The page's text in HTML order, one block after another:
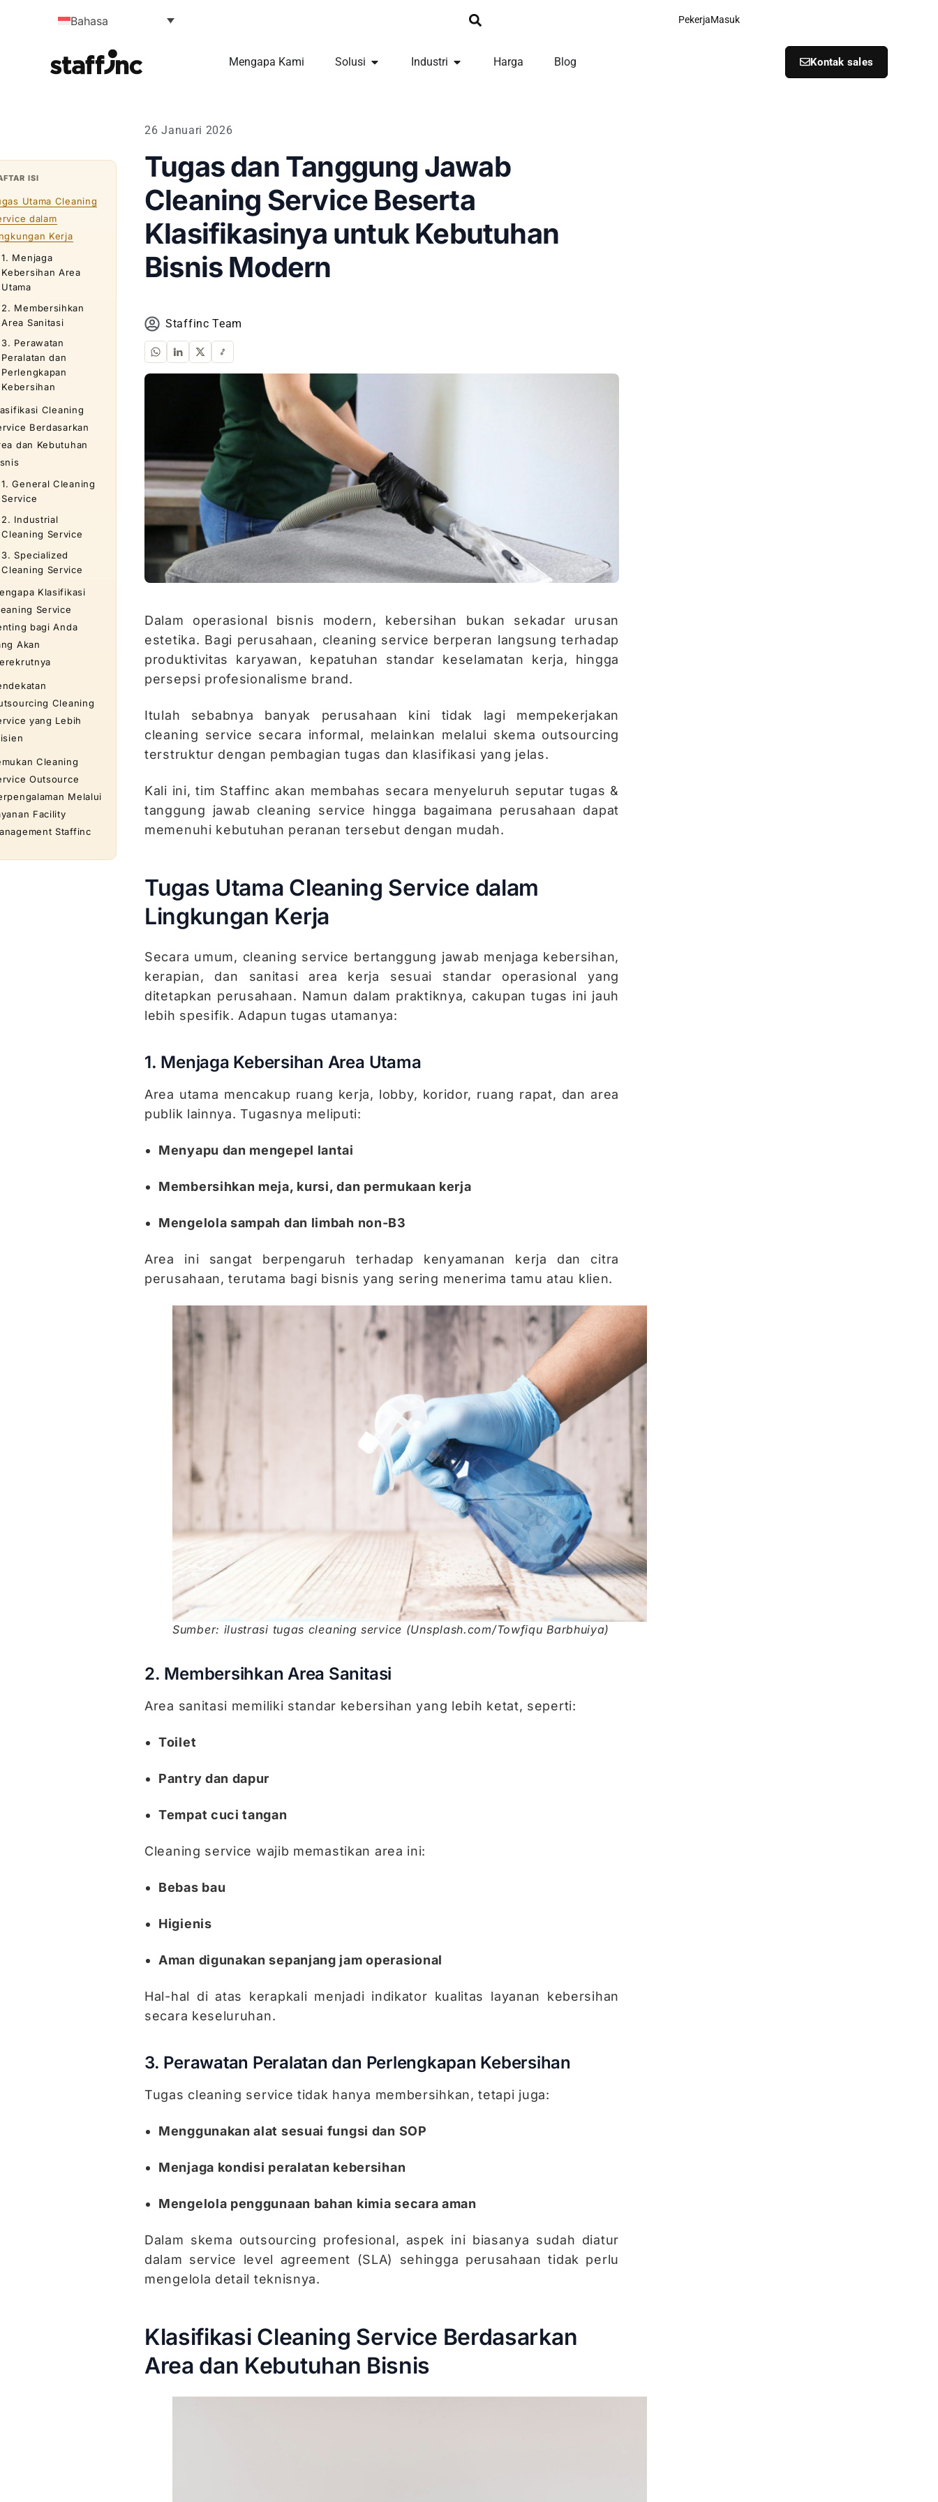
Bahasa PekerjaMasuk
Mengapa Kami Solusi Industri Harga Blog Kontak sales
26 Januari 2026
Tugas dan Tanggung Jawab
Cleaning Service Beserta
Klasifikasinya untuk Kebutuhan
Bisnis Modern
Staffinc Team
ISI
Utama Cleaning
dalam
Kerja
1. Menjaga
Kebersihan Area
Utama
2. Membersihkan
Area Sanitasi
3. Perawatan
Peralatan dan
Perlengkapan
Kebersihan
Cleaning
Berdasarkan
dan Kebutuhan
1. General Cleaning
Service
2. Industrial
Cleaning Service
3. Specialized
Cleaning Service
Klasifikasi
Service
bagi Anda
Akan
Cleaning
yang Lebih
Cleaning
Outsource
Melalui
Facility
Staffinc
Dalam operasional bisnis modern, kebersihan bukan sekadar urusan
estetika. Bagi perusahaan, cleaning service berperan langsung terhadap
produktivitas karyawan, kepatuhan standar keselamatan kerja, hingga
persepsi profesionalisme brand.
Itulah sebabnya banyak perusahaan kini tidak lagi mempekerjakan
cleaning service secara informal, melainkan melalui skema outsourcing
terstruktur dengan pembagian tugas dan klasifikasi yang jelas.
Kali ini, tim Staffinc akan membahas secara menyeluruh seputar tugas &
tanggung jawab cleaning service hingga bagaimana perusahaan dapat
memenuhi kebutuhan peranan tersebut dengan mudah.
Tugas Utama Cleaning Service dalam
Lingkungan Kerja
Secara umum, cleaning service bertanggung jawab menjaga kebersihan,
kerapian, dan sanitasi area kerja sesuai standar operasional yang
ditetapkan perusahaan. Namun dalam praktiknya, cakupan tugas ini jauh
lebih spesifik. Adapun tugas utamanya:
1. Menjaga Kebersihan Area Utama
Area utama mencakup ruang kerja, lobby, koridor, ruang rapat, dan area
publik lainnya. Tugasnya meliputi:
Menyapu dan mengepel lantai
Membersihkan meja, kursi, dan permukaan kerja
Mengelola sampah dan limbah non-B3
Area ini sangat berpengaruh terhadap kenyamanan kerja dan citra
perusahaan, terutama bagi bisnis yang sering menerima tamu atau klien.
Sumber: ilustrasi tugas cleaning service (Unsplash.com/Towfiqu Barbhuiya)
2. Membersihkan Area Sanitasi
Area sanitasi memiliki standar kebersihan yang lebih ketat, seperti:
Toilet
Pantry dan dapur
Tempat cuci tangan
Cleaning service wajib memastikan area ini:
Bebas bau
Higienis
Aman digunakan sepanjang jam operasional
Hal-hal di atas kerapkali menjadi indikator kualitas layanan kebersihan
secara keseluruhan.
3. Perawatan Peralatan dan Perlengkapan Kebersihan
Tugas cleaning service tidak hanya membersihkan, tetapi juga:
Menggunakan alat sesuai fungsi dan SOP
Menjaga kondisi peralatan kebersihan
Mengelola penggunaan bahan kimia secara aman
Dalam skema outsourcing profesional, aspek ini biasanya sudah diatur
dalam service level agreement (SLA) sehingga perusahaan tidak perlu
mengelola detail teknisnya.
Klasifikasi Cleaning Service Berdasarkan
Area dan Kebutuhan Bisnis